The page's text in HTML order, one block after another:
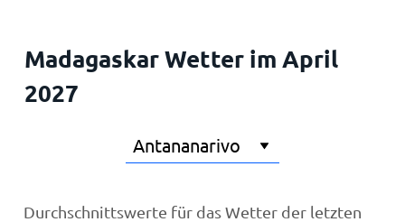
Madagaskar Wetter im April
2027
Durchschnittswerte für das Wetter der letzten